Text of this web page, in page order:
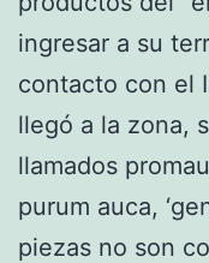
ingresar a su
contacto con el
llegó a la zona,
llamados
purum auca,
piezas no son